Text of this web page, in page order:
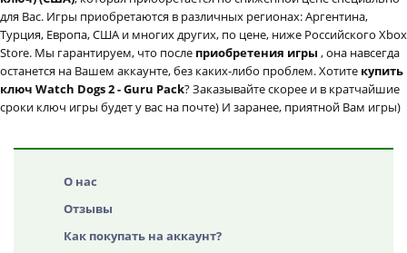
для Вас. Игры приобретаются в различных регионах: Аргентина,
Турция, Европа, США и многих других, по цене, ниже Российского Xbox
Store. Мы гарантируем, что после приобретения игры , она навсегда
останется на Вашем аккаунте, без каких-либо проблем. Хотите купить
ключ Watch Dogs 2 - Guru Pack? Заказывайте скорее и в кратчайшие
сроки ключ игры будет у вас на почте) И заранее, приятной Вам игры)
О нас
Отзывы
Как покупать на аккаунт?